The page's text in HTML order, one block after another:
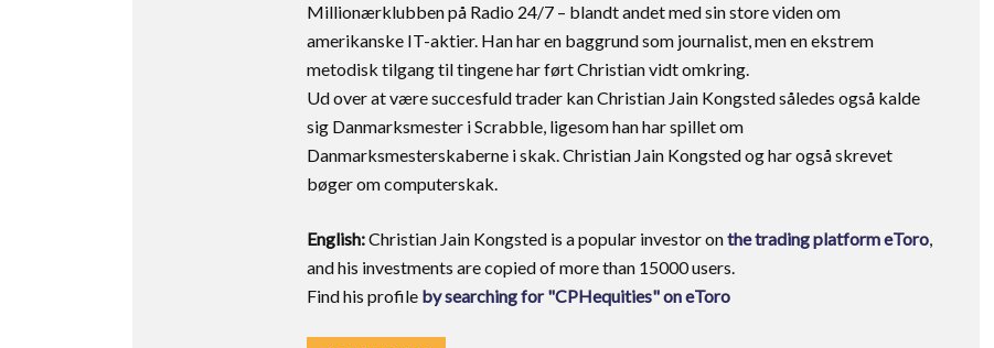
Millionærklubben på Radio 24/7 – blandt andet med sin store viden om
amerikanske IT-aktier. Han har en baggrund som journalist, men en ekstrem
metodisk tilgang til tingene har ført Christian vidt omkring.
Ud over at være succesfuld trader kan Christian Jain Kongsted således også kalde
sig Danmarksmester i Scrabble, ligesom han har spillet om
Danmarksmesterskaberne i skak. Christian Jain Kongsted og har også skrevet
bøger om computerskak.
English:Christian Jain Kongsted is a popular investor onthe trading platform eToro,
and his investments are copied of more than 15000 users.
Find his profile by searching for "CPHequities" on eToro